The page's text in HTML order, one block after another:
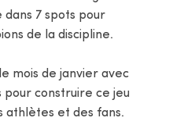
7 spots pour
de la discipline.
mois de janvier avec
pour construire ce jeu
athlètes et des fans.